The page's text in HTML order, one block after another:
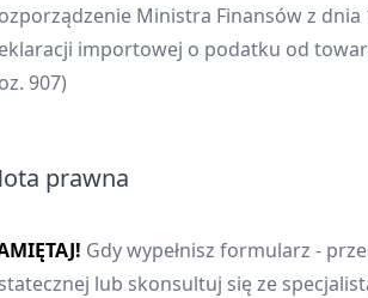
Ministra Finansów z dnia
importowej o podatku od
907)
prawna
Gdy wypełnisz formularz -
lub skonsultuj się ze